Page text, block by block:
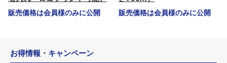
販売価格は会員様のみに公開 販売価格は会員様のみに公開
お得情報・キャンペーン